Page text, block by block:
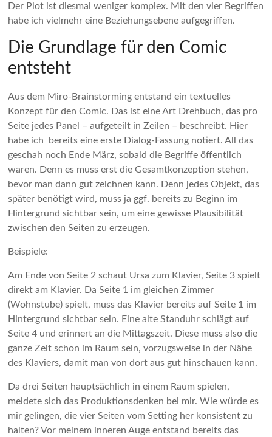
Der Plot ist diesmal weniger komplex. Mit den vier Begriffen
habe ich vielmehr eine Beziehungsebene aufgegriffen.
Die Grundlage für den Comic
entsteht
Aus dem Miro-Brainstorming entstand ein textuelles
Konzept für den Comic. Das ist eine Art Drehbuch, das pro
Seite jedes Panel – aufgeteilt in Zeilen – beschreibt. Hier
habe ich bereits eine erste Dialog-Fassung notiert. All das
geschah noch Ende März, sobald die Begriffe öffentlich
waren. Denn es muss erst die Gesamtkonzeption stehen,
bevor man dann gut zeichnen kann. Denn jedes Objekt, das
später benötigt wird, muss ja ggf. bereits zu Beginn im
Hintergrund sichtbar sein, um eine gewisse Plausibilität
zwischen den Seiten zu erzeugen.
Beispiele:
Am Ende von Seite 2 schaut Ursa zum Klavier, Seite 3 spielt
direkt am Klavier. Da Seite 1 im gleichen Zimmer
(Wohnstube) spielt, muss das Klavier bereits auf Seite 1 im
Hintergrund sichtbar sein. Eine alte Standuhr schlägt auf
Seite 4 und erinnert an die Mittagszeit. Diese muss also die
ganze Zeit schon im Raum sein, vorzugsweise in der Nähe
des Klaviers, damit man von dort aus gut hinschauen kann.
Da drei Seiten hauptsächlich in einem Raum spielen,
meldete sich das Produktionsdenken bei mir. Wie würde es
mir gelingen, die vier Seiten vom Setting her konsistent zu
halten? Vor meinem inneren Auge entstand bereits das